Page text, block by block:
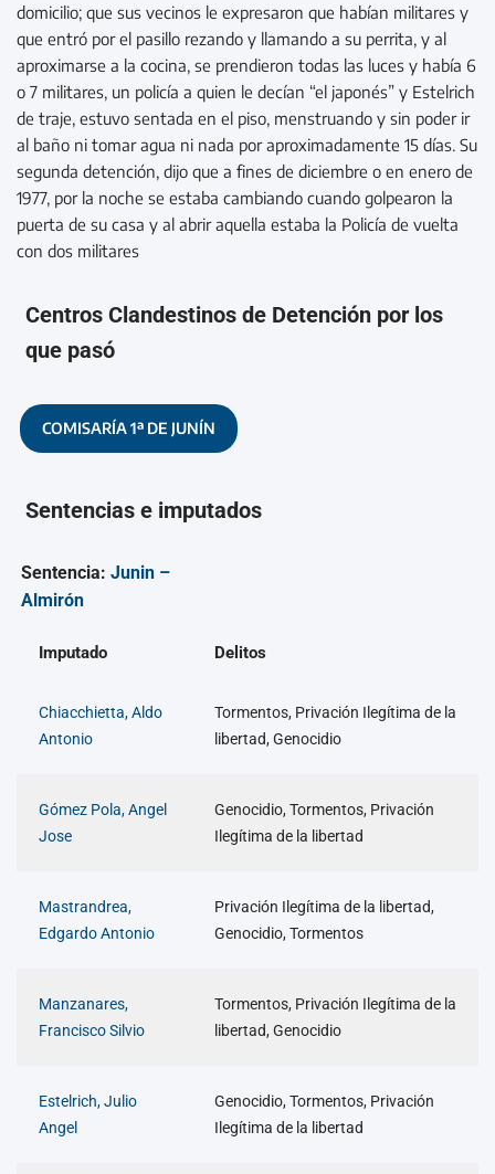
domicilio; que sus vecinos le expresaron que habían militares y
que entró por el pasillo rezando y llamando a su perrita, y al
aproximarse a la cocina, se prendieron todas las luces y había 6
o 7 militares, un policía a quien le decían “el japonés” y Estelrich
de traje, estuvo sentada en el piso, menstruando y sin poder ir
al baño ni tomar agua ni nada por aproximadamente 15 días. Su
segunda detención, dijo que a fines de diciembre o en enero de
1977, por la noche se estaba cambiando cuando golpearon la
puerta de su casa y al abrir aquella estaba la Policía de vuelta
con dos militares
Centros Clandestinos de Detención por los
que pasó
COMISARÍA 1ª DE JUNÍN
Sentencias e imputados
Sentencia: Junin –
Almirón
Imputado Delitos
Chiacchietta, Aldo
Antonio
Tormentos, Privación Ilegítima de la
libertad, Genocidio
Gómez Pola, Angel
Jose
Genocidio, Tormentos, Privación
Ilegítima de la libertad
Mastrandrea,
Edgardo Antonio
Privación Ilegítima de la libertad,
Genocidio, Tormentos
Manzanares,
Francisco Silvio
Tormentos, Privación Ilegítima de la
libertad, Genocidio
Estelrich, Julio
Angel
Genocidio, Tormentos, Privación
Ilegítima de la libertad